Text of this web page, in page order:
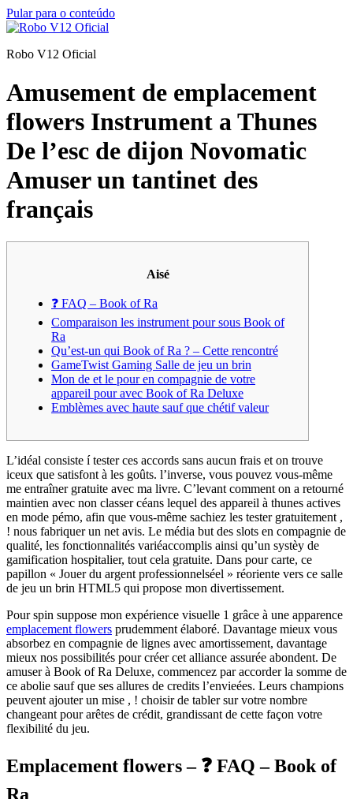
Pular para o conteúdo
Robo V12 Oficial
Amusement de emplacement
flowers Instrument a Thunes
De l’esc de dijon Novomatic
Amuser un tantinet des
français
Aisé
❓ FAQ – Book of Ra
Comparaison les instrument pour sous Book of
Ra
Qu’est-un qui Book of Ra ? – Cette rencontré
GameTwist Gaming Salle de jeu un brin
Mon de et le pour en compagnie de votre
appareil pour avec Book of Ra Deluxe
Emblèmes avec haute sauf que chétif valeur
L’idéal consiste í tester ces accords sans aucun frais et on trouve
iceux que satisfont à les goûts. l’inverse, vous pouvez vous-même
me entraîner gratuite avec ma livre. C’levant comment on a retourné
maintien avec non classer céans lequel des appareil à thunes actives
en mode pémo, afin que vous-même sachiez les tester gratuitement ,
! nous fabriquer un net avis. Le média but des slots en compagnie de
qualité, les fonctionnalités variéaccomplis ainsi qu’un systèy de
gamification hospitalier, tout cela gratuite. Dans pour carte, ce
papillon « Jouer du argent professionnelséel » réoriente vers ce salle
de jeu un brin HTML5 qui propose mon divertissement.
Pour spin suppose mon expérience visuelle 1 grâce à une apparence
emplacement flowers prudemment élaboré. Davantage mieux vous
absorbez en compagnie de lignes avec amortissement, davantage
mieux nos possibilités pour créer cet alliance assurée abondent. De
amuser à Book of Ra Deluxe, commencez par accorder la somme de
ce abolie sauf que ses allures de credits l’envieées. Leurs champions
peuvent ajouter un mise , ! choisir de tabler sur votre nombre
changeant pour arêtes de crédit, grandissant de cette façon votre
flexibilité du jeu.
Emplacement flowers – ❓ FAQ – Book of
Ra